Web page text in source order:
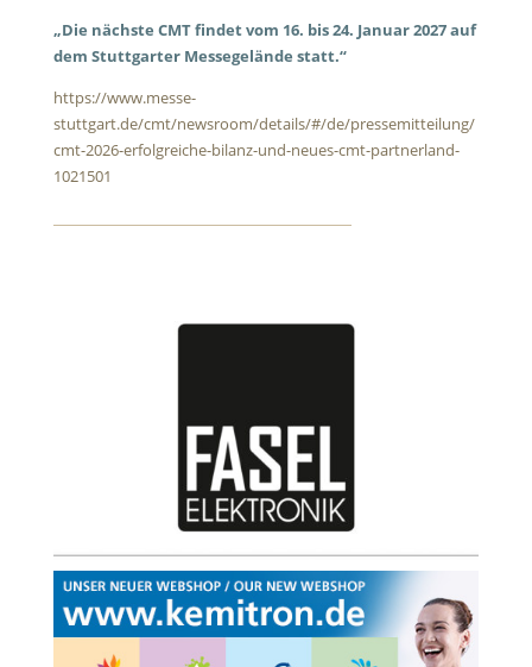
„Die nächste CMT findet vom 16. bis 24. Januar 2027 auf
dem Stuttgarter Messegelände statt.“
https://www.messe-
stuttgart.de/cmt/newsroom/details/#/de/pressemitteilung/
cmt-2026-erfolgreiche-bilanz-und-neues-cmt-partnerland-
1021501